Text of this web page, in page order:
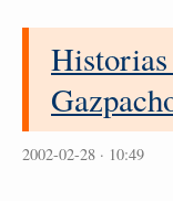
2002-02-28 · 10:49